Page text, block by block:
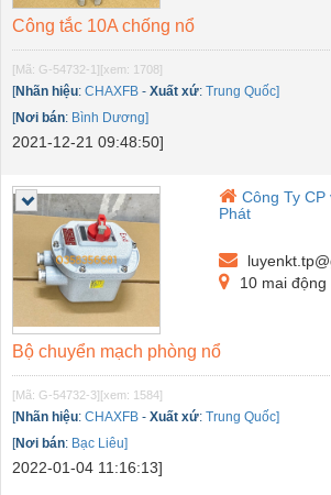
Công tắc 10A chống nổ
[Mã: G-54732-1][xem: 1708]
[Nhãn hiệu: CHAXFB - Xuất xứ: Trung Quốc]
[Nơi bán: Bình Dương]
2021-12-21 09:48:50]
Công Ty CP
Phát
10 mai
Bộ chuyển mạch phòng nổ
[Mã: G-54732-3][xem: 1584]
[Nhãn hiệu: CHAXFB - Xuất xứ: Trung Quốc]
[Nơi bán: Bạc Liêu]
2022-01-04 11:16:13]